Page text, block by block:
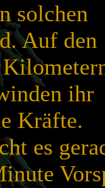
solchen
Auf den
ihr
Kräfte.
es